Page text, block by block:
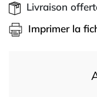
Livraison
Imprimer la